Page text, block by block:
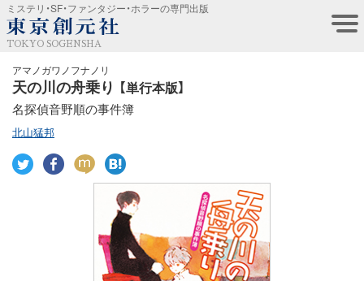
ミステリ・SF・ファンタジー・ホラーの専門出版
TOKYO SOGENSHA
アマノガワノフナノリ
天の川の舟乗り 【単行本版】
名探偵音野順の事件簿
北山猛邦